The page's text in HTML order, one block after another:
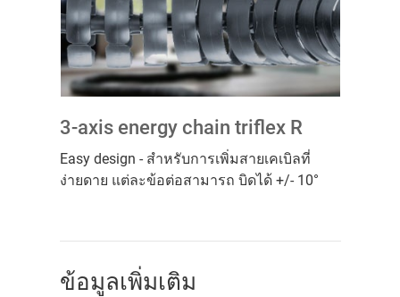
3-axis energy chain triflex R
Easy design - สำหรับการเพิ่มสายเคเบิลที่
ง่ายดาย แต่ละข้อต่อสามารถ บิดได้ +/- 10°
ข้อมูลเพิ่มเติม